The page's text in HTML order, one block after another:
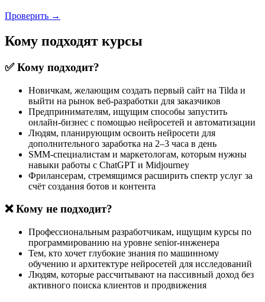
Проверить →
Кому подходят курсы
✅ Кому подходит?
Новичкам, желающим создать первый сайт на Tilda и
выйти на рынок веб-разработки для заказчиков
Предпринимателям, ищущим способы запустить
онлайн-бизнес с помощью нейросетей и автоматизации
Людям, планирующим освоить нейросети для
дополнительного заработка на 2–3 часа в день
SMM-специалистам и маркетологам, которым нужны
навыки работы с ChatGPT и Midjourney
Фрилансерам, стремящимся расширить спектр услуг за
счёт создания ботов и контента
❌ Кому не подходит?
Профессиональным разработчикам, ищущим курсы по
программированию на уровне senior-инженера
Тем, кто хочет глубокие знания по машинному
обучению и архитектуре нейросетей для исследований
Людям, которые рассчитывают на пассивный доход без
активного поиска клиентов и продвижения